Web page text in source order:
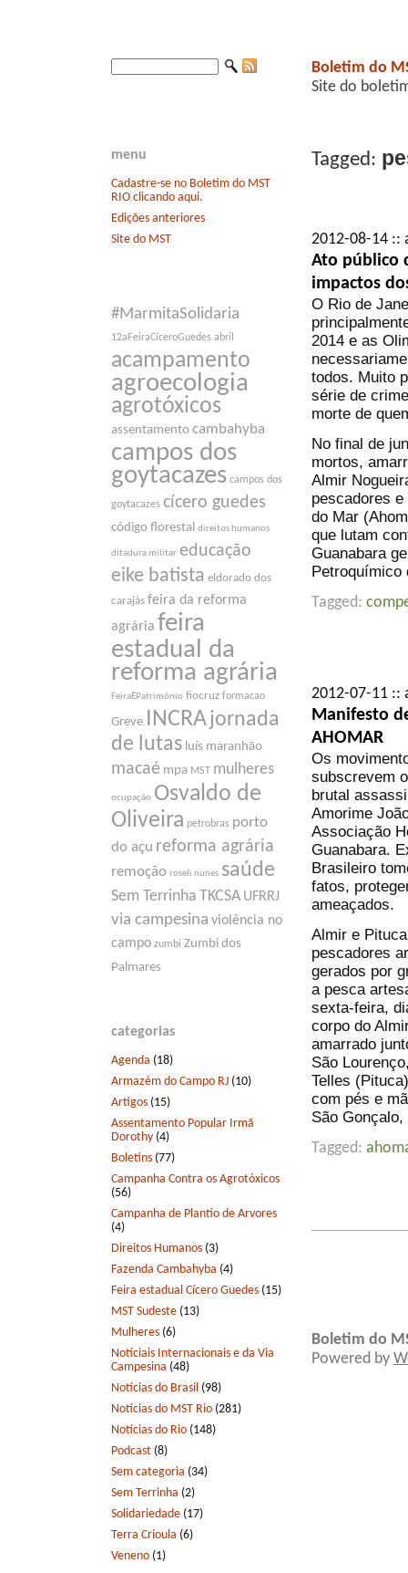
menu
Cadastre-se no Boletim do MST
RIO clicando aqui.
Edições anteriores
Site do MST
#MarmitaSolidaria
12aFeiraCíceroGuedes abril
acampamento
agroecologia
agrotóxicos
assentamento cambahyba
campos dos
goytacazes campos dos
goytacazes cícero guedes
código florestal direitos humanos
ditadura militar educação
eike batista eldorado dos
carajás feira da reforma
agrária feira
estadual da
reforma agrária
FeiraÉPatrimônio fiocruz formacao
Greve INCRA jornada
de lutas luís maranhão
macaé mpa MST mulheres
ocupação Osvaldo de
Oliveira petrobras porto
do açu reforma agrária
remoção roseli nunes saúde
Sem Terrinha TKCSA UFRRJ
via campesina violência no
campo zumbi Zumbi dos
Palmares
categorias
Agenda (18)
Armazém do Campo RJ (10)
Artigos (15)
Assentamento Popular Irmã
Dorothy (4)
Boletins (77)
Campanha Contra os Agrotóxicos
(56)
Campanha de Plantio de Arvores
(4)
Direitos Humanos (3)
Fazenda Cambahyba (4)
Feira estadual Cícero Guedes (15)
MST Sudeste (13)
Mulheres (6)
Notíciais Internacionais e da Via
Campesina (48)
Notícias do Brasil (98)
Notícias do MST Rio (281)
Notícias do Rio (148)
Podcast (8)
Sem categoria (34)
Sem Terrinha (2)
Solidariedade (17)
Terra Crioula (6)
Veneno (1)
Boletim do
Site do
Tagged:
2012-08-14
Ato público
impactos
O Rio de
2014 e as
todos. Muito
série de
morte de
No final de
mortos,
Almir
pescadores
do Mar
que lutam
Guanabara
Petroquímico
Tagged:
2012-07-11
Manifesto
AHOMAR
Os
subscrevem
brutal
Amorime
Associação
Guanabara.
Brasileiro
fatos,
ameaçados.
Almir e
pescadores
gerados por
a pesca
sexta-feira,
corpo do
amarrado
São
Telles
com pés e
São
Tagged:
Boletim do
Powered by